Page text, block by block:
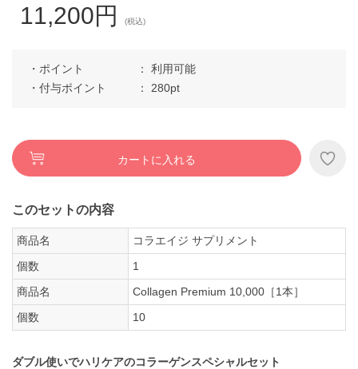
11,200円 (税込)
ポイント
利用可能
付与ポイント
280pt
カートに入れる
このセットの内容
商品名
コラエイジ サプリメント
個数
1
商品名
Collagen Premium 10,000［1本］
個数
10
ダブル使いでハリケアのコラーゲンスペシャルセット